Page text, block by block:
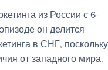
из России с 6-
он делится
в СНГ, поскольку
от западного мира.